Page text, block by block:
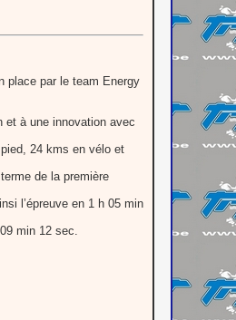
place par le team Energy
et à une innovation avec
24 kms en vélo et
de la première
l’épreuve en 1 h 05 min
min 12 sec.